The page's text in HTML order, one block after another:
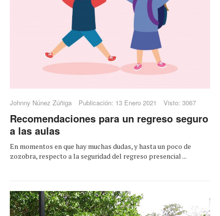
Johnny Núnez Zúñiga Publicación: 13 Enero 2021 Visto: 3067
Recomendaciones para un regreso seguro
a las aulas
En momentos en que hay muchas dudas, y hasta un poco de
zozobra, respecto a la seguridad del regreso presencial ...